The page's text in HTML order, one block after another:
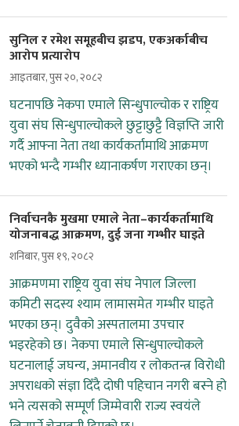
सुनिल र रमेश समूहबीच झडप, एकअर्काबीच
आरोप प्रत्यारोप
आइतबार, पुस २०, २०८२
घटनापछि नेकपा एमाले सिन्धुपाल्चोक र राष्ट्रिय
युवा संघ सिन्धुपाल्चोकले छुट्टाछुट्टै विज्ञप्ति जारी
गर्दै आफ्ना नेता तथा कार्यकर्तामाथि आक्रमण
भएको भन्दै गम्भीर ध्यानाकर्षण गराएका छन्।
निर्वाचनकै मुखमा एमाले नेता–कार्यकर्तामाथि
योजनाबद्ध आक्रमण, दुई जना गम्भीर घाइते
शनिबार, पुस १९, २०८२
आक्रमणमा राष्ट्रिय युवा संघ नेपाल जिल्ला
कमिटी सदस्य श्याम लामासमेत गम्भीर घाइते
भएका छन्। दुवैको अस्पतालमा उपचार
भइरहेको छ। नेकपा एमाले सिन्धुपाल्चोकले
घटनालाई जघन्य, अमानवीय र लोकतन्त्र विरोधी
अपराधको संज्ञा दिँदै दोषी पहिचान नगरी बस्ने हो
भने त्यसको सम्पूर्ण जिम्मेवारी राज्य स्वयंले